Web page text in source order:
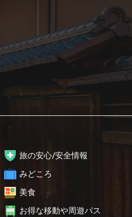
旅の安心/安全情報
みどころ
美食
お得な移動や周遊パス